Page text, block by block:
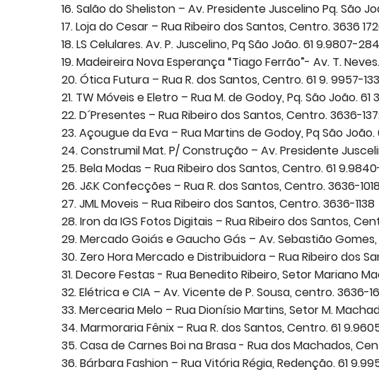
16. Salão do Sheliston – Av. Presidente Juscelino Pq. São
17. Loja do Cesar – Rua Ribeiro dos Santos, Centro. 3636
18. LS Celulares. Av. P. Juscelino, Pq São João. 61 9.9807-
19. Madeireira Nova Esperança “Tiago Ferrão”- Av. T.
20. Ótica Futura – Rua R. dos Santos, Centro. 61 9. 9957-
21. TW Móveis e Eletro – Rua M. de Godoy, Pq. São João. 61
22. D´Presentes – Rua Ribeiro dos Santos, Centro. 3636-
23. Açougue da Eva – Rua Martins de Godoy, Pq São
24. Construmil Mat. P/ Construção – Av. Presidente
25. Bela Modas – Rua Ribeiro dos Santos, Centro. 61
26. J&K Confecções – Rua R. dos Santos, Centro. 3636-
27. JML Moveis – Rua Ribeiro dos Santos, Centro. 3636-1138
28. Iron da IGS Fotos Digitais – Rua Ribeiro dos Santos,
29. Mercado Goiás e Gaucho Gás – Av. Sebastião Gomes,
30. Zero Hora Mercado e Distribuidora – Rua Ribeiro dos
31. Decore Festas - Rua Benedito Ribeiro, Setor Mariano
32. Elétrica e CIA – Av. Vicente de P. Sousa, centro. 3636-
33. Mercearia Melo – Rua Dionísio Martins, Setor M.
34. Marmoraria Fênix – Rua R. dos Santos, Centro. 61
35. Casa de Carnes Boi na Brasa - Rua dos Machados,
36. Bárbara Fashion – Rua Vitória Régia, Redenção. 61